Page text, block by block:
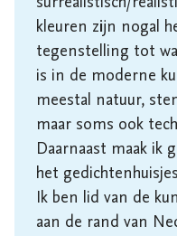
surrealistisch/
kleuren zijn nogal
tegenstelling tot
is in de moderne
meestal natuur,
maar soms ook
Daarnaast maak ik
het
Ik ben lid van de
aan de rand van